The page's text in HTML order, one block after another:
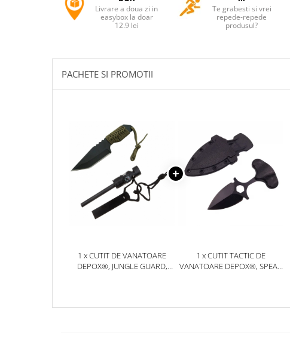
SPORTURI DE ECHIPA
Plusuri roblox, rainbow friend
Figurine si masinute duble
Instrumente muzicale de jucarie
Gaming, Carti & Birotica
Costume Halloween copii
Accesorii decorative
Livrare a doua zi in
easybox la doar
12.9 lei
Te grabesti si vrei
repede-repede
produsul?
PACHETE SI PROMOTII
1 x CUTIT DE VANATOARE
DEPOX®, JUNGLE GUARD,
1 x CUTIT TACTIC DE
VANATOARE DEPOX®, SPEAR